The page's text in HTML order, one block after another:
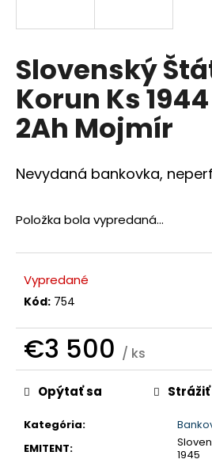
Slovenský
Korun Ks
2Ah Mojmír
Nevydaná bankovka,
Položka bola vypredaná…
Vypredané
Kód: 754
€3 500 / ks
Jednotková
cena:
Kategória:
EMITENT:
1945
Opýtať sa Strážiť
s
ť
?
O
d
p
o
r
ú
č
m
e